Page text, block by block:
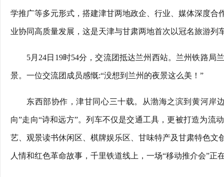
学推广等多元形式，搭建津甘两地政企、行业、媒体深度
业协同高质量发展，这是天津与甘肃两地首次以冠名旅游列
5月24日19时54分，交流团抵达兰州西站。兰州铁路
景。一位交流团成员感慨:“没想到兰州的夜景这么美！”
东西部协作，津甘同心三十载。从渤海之滨到黄河岸
向”走向“诗和远方”。列车不仅是交通工具，更被打造为流
艺、观景读书休闲区、棋牌娱乐区、甘味特产及甘肃特色
人情和红色革命故事，千里铁道线上，一场“移动推介会”正